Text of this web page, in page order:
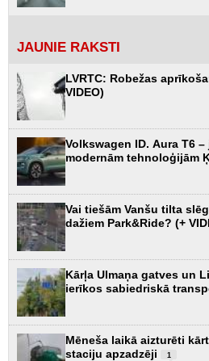
JAUNIE RAKSTI
LVRTC: Robežas
VIDEO)
Volkswagen ID. Aura T6
modernām tehnoloģijām
Vai tiešām Vanšu tilta
dažiem Park&Ride? (+
Kārļa Ulmaņa gatves un
ierīkos sabiedriskā
Mēneša laikā aizturēti
staciju apzadzēji
1